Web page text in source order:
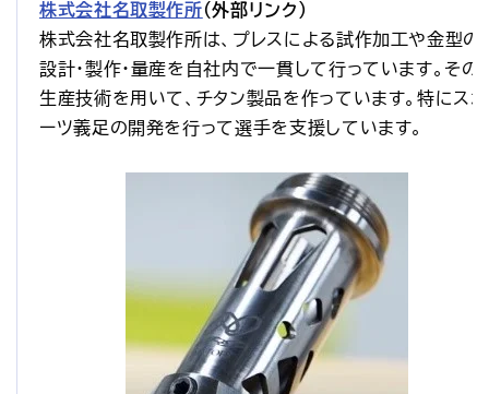
株式会社名取製作所（外部リンク）
株式会社名取製作所は、プレスによる試作加工や金型の
設計・製作・量産を自社内で一貫して行っています。その
生産技術を用いて、チタン製品を作っています。特にスポ
ーツ義足の開発を行って選手を支援しています。